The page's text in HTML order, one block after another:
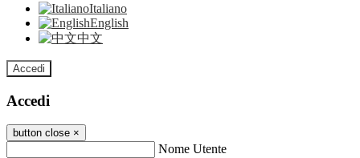
Italiano
English
中文
Accedi
Accedi
button close ×
Nome Utente